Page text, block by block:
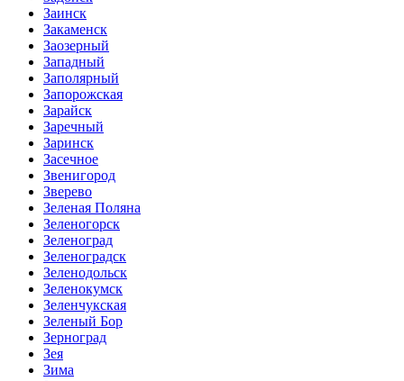
Заинск
Закаменск
Заозерный
Западный
Заполярный
Запорожская
Зарайск
Заречный
Заринск
Засечное
Звенигород
Зверево
Зеленая Поляна
Зеленогорск
Зеленоград
Зеленоградск
Зеленодольск
Зеленокумск
Зеленчукская
Зеленый Бор
Зерноград
Зея
Зима